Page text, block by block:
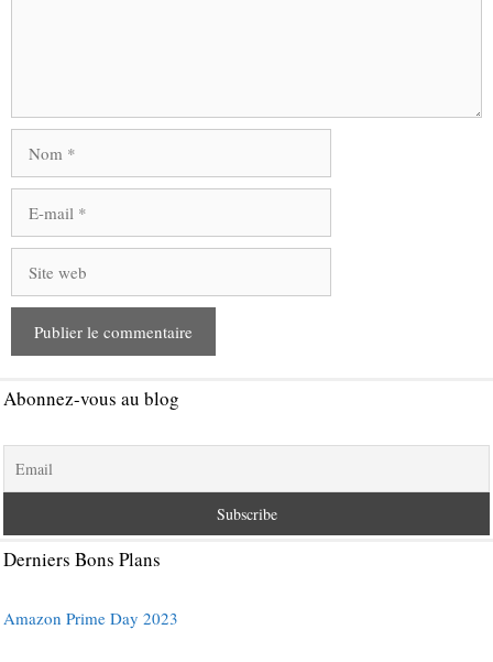
mail
web
Abonnez-vous au blog
Derniers Bons Plans
Amazon Prime Day 2023